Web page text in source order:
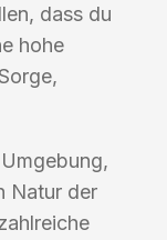
dass du
hohe
Natur der